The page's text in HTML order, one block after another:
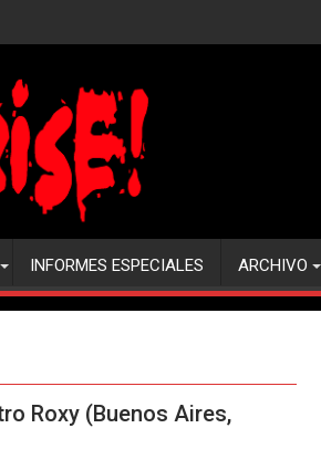
INFORMES ESPECIALES ARCHIVO
Roxy (Buenos Aires,